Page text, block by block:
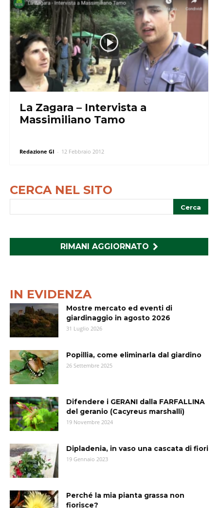
La Zagara – Intervista a
Massimiliano Tamo
Redazione GI - 12 Febbraio 2012
CERCA NEL SITO
RIMANI AGGIORNATO
IN EVIDENZA
Mostre mercato ed eventi di
giardinaggio in agosto 2026
31 Luglio 2026
Popillia, come eliminarla dal giardino
26 Settembre 2025
Difendere i GERANI dalla FARFALLINA
del geranio (Cacyreus marshalli)
19 Novembre 2024
Dipladenia, in vaso una cascata di fiori
19 Gennaio 2023
Perché la mia pianta grassa non
fiorisce?